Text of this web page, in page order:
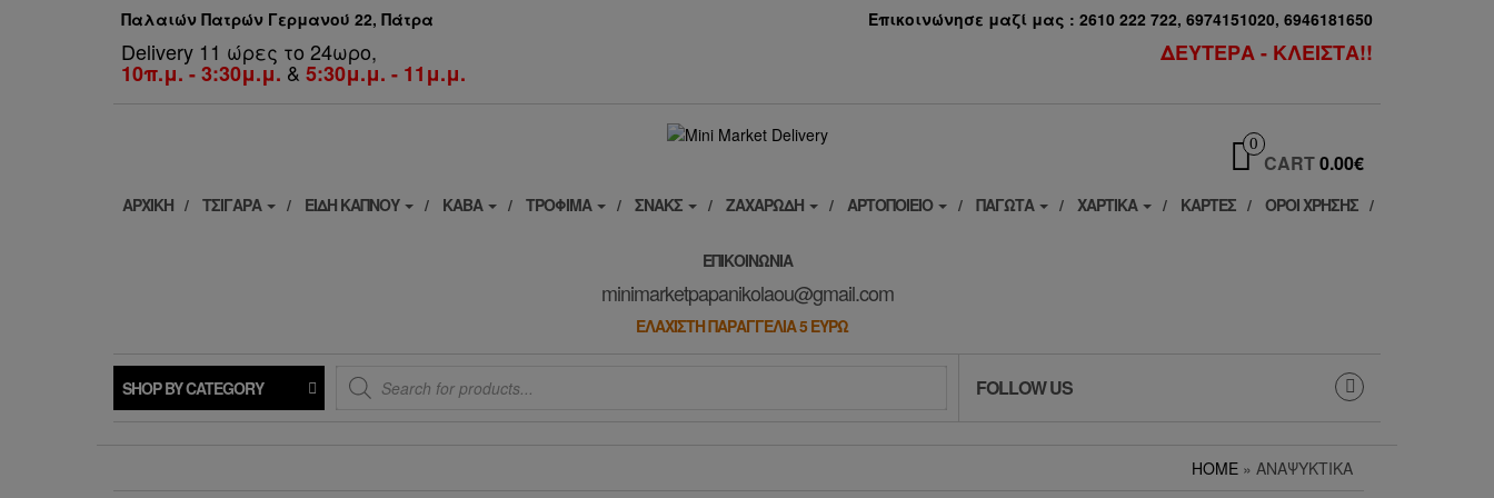
Παλαιών Πατρών Γερμανού 22, Πάτρα
Delivery 11 ώρες το 24ωρο,
10π.μ. - 3:30μ.μ. & 5:30μ.μ. - 11μ.μ.
Επικοινώνησε μαζί μας : 2610 222 722, 6974151020, 6946181650
ΔΕΥΤΕΡΑ - ΚΛΕΙΣΤΑ!!
0
CART0.00€
ΑΡΧΙΚΗ ΤΣΙΓΑΡΑ ΕΙΔΗ ΚΑΠΝΟΥ ΚΑΒΑ ΤΡΌΦΙΜΑ ΣΝΑΚΣ ΖΑΧΑΡΏΔΗ ΑΡΤΟΠΟΙΕΊΟ ΠΑΓΩΤΑ ΧΑΡΤΙΚΆ ΚΆΡΤΕΣ ΟΡΟΙ ΧΡΗΣΗΣ
ΕΠΙΚΟΙΝΩΝΊΑ
minimarketpapanikolaou@gmail.com
ΕΛΑΧΙΣΤΗ ΠΑΡΑΓΓΕΛΙΑ 5 ΕΥΡΩ
SHOP BY CATEGORY
Products
search
FOLLOW US
HOME » ΑΝΑΨΥΚΤΙΚΆ